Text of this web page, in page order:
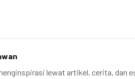
lewat artikel, cerita, dan